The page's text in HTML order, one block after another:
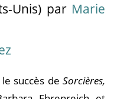
Unis) par Marie
succès de Sorcières,